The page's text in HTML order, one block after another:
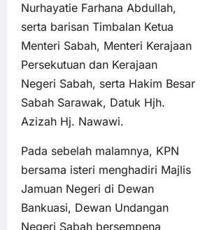
Nurhayatie Farhana Abdullah,
serta barisan Timbalan Ketua
Menteri Sabah, Menteri Kerajaan
Persekutuan dan Kerajaan
Negeri Sabah, serta Hakim Besar
Sabah Sarawak, Datuk Hjh.
Azizah Hj. Nawawi.
Pada sebelah malamnya, KPN
bersama isteri menghadiri Majlis
Jamuan Negeri di Dewan
Bankuasi, Dewan Undangan
Negeri Sabah bersempena